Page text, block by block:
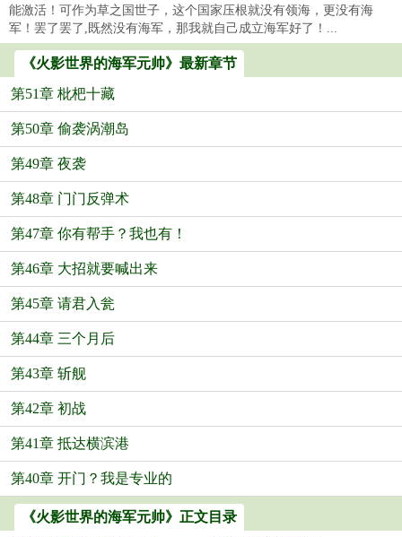
能激活！可作为草之国世子，这个国家压根就没有领海，更没有海
军！罢了罢了,既然没有海军，那我就自己成立海军好了！...
《火影世界的海军元帅》最新章节
第51章 枇杷十藏
第50章 偷袭涡潮岛
第49章 夜袭
第48章 门门反弹术
第47章 你有帮手？我也有！
第46章 大招就要喊出来
第45章 请君入瓮
第44章 三个月后
第43章 斩舰
第42章 初战
第41章 抵达横滨港
第40章 开门？我是专业的
《火影世界的海军元帅》正文目录